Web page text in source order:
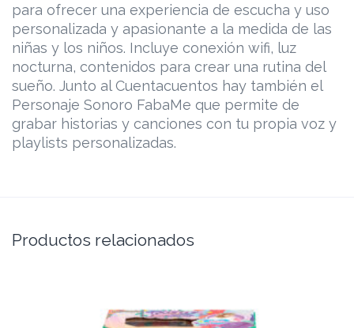
para ofrecer una experiencia de escucha y uso
personalizada y apasionante a la medida de las
niñas y los niños. Incluye conexión wifi, luz
nocturna, contenidos para crear una rutina del
sueño. Junto al Cuentacuentos hay también el
Personaje Sonoro FabaMe que permite de
grabar historias y canciones con tu propia voz y
playlists personalizadas.
Productos relacionados